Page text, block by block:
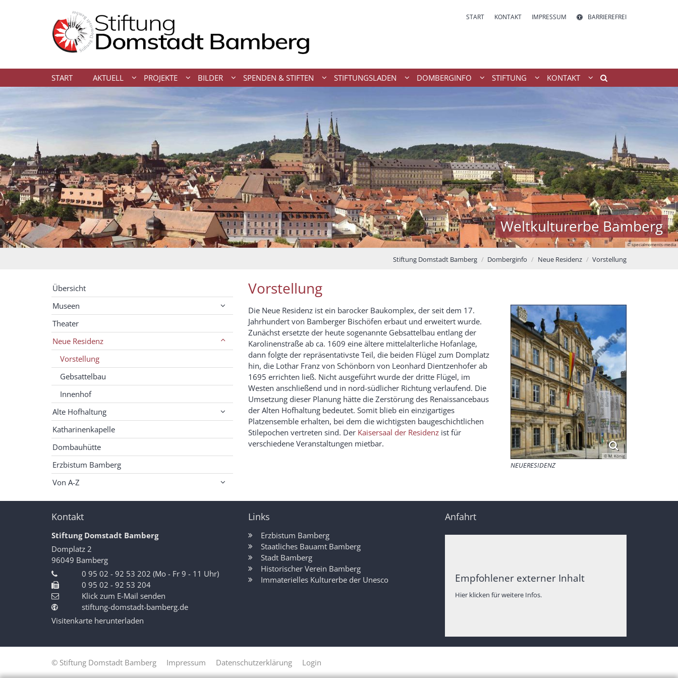
START KONTAKT IMPRESSUM BARRIEREFREI
START AKTUELL PROJEKTE BILDER SPENDEN & STIFTEN STIFTUNGSLADEN DOMBERGINFO STIFTUNG KONTAKT
© specialmoments-media
Weltkulturerbe Bamberg
Stiftung Domstadt Bamberg Domberginfo Neue Residenz Vorstellung
Vorstellung
© M. König
NEUERESIDENZ
Die Neue Residenz ist ein barocker Baukomplex, der seit dem 17.
Jahrhundert von Bamberger Bischöfen erbaut und erweitert wurde.
Zunächst ersetzte der heute sogenannte Gebsattelbau entlang der
Karolinenstraße ab ca. 1609 eine ältere mittelalterliche Hofanlage,
dann folgte der repräsentativste Teil, die beiden Flügel zum Domplatz
hin, die Lothar Franz von Schönborn von Leonhard Dientzenhofer ab
1695 errichten ließ. Nicht ausgeführt wurde der dritte Flügel, im
Westen anschließend und in nord-südlicher Richtung verlaufend. Die
Umsetzung dieser Planung hätte die Zerstörung des Renaissancebaus
der Alten Hofhaltung bedeutet. Somit blieb ein einzigartiges
Platzensemble erhalten, bei dem die wichtigsten baugeschichtlichen
Stilepochen vertreten sind. Der Kaisersaal der Residenz ist für
verschiedene Veranstaltungen mietbar.
Übersicht
Museen
Theater
Neue Residenz
Vorstellung
Gebsattelbau
Innenhof
Alte Hofhaltung
Katharinenkapelle
Dombauhütte
Erzbistum Bamberg
Von A-Z
Kontakt
Stiftung Domstadt Bamberg
Domplatz 2
96049 Bamberg
0 95 02 - 92 53 202 (Mo - Fr 9 - 11 Uhr)
0 95 02 - 92 53 204
Klick zum E-Mail senden
stiftung-domstadt-bamberg.de
Visitenkarte herunterladen
Links
Erzbistum Bamberg
Staatliches Bauamt Bamberg
Stadt Bamberg
Historischer Verein Bamberg
Immaterielles Kulturerbe der Unesco
Anfahrt
Empfohlener externer Inhalt
Hier klicken für weitere Infos.
© Stiftung Domstadt Bamberg Impressum Datenschutzerklärung Login